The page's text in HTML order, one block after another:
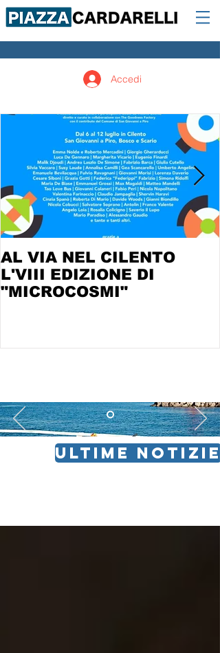
Accedi
AL VIA NEL CILENTO
L'VIII EDIZIONE DI
"MICROCOSMI"
ULTIME NOTIZIE